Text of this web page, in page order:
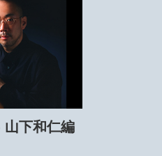
山下和仁編